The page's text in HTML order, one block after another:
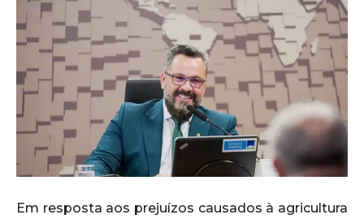
Em resposta aos prejuízos causados à agricultura